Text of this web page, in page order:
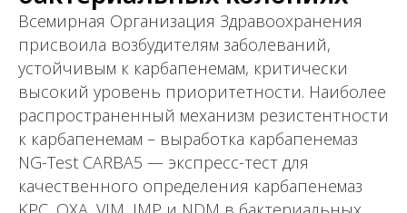
Всемирная Организация Здравоохранения
присвоила возбудителям заболеваний,
устойчивым к карбапенемам, критически
высокий уровень приоритетности. Наиболее
распространенный механизм резистентности
к карбапенемам – выработка карбапенемаз
NG-Test CARBA5 — экспресс-тест для
качественного определения карбапенемаз